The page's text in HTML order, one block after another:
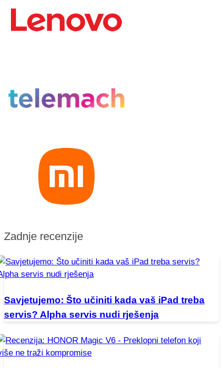
Zadnje recenzije
Savjetujemo: Što učiniti kada vaš iPad treba
servis? Alpha servis nudi rješenja